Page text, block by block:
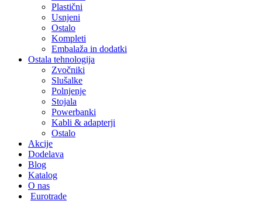
Plastični
Usnjeni
Ostalo
Kompleti
Embalaža in dodatki
Ostala tehnologija
Zvočniki
Slušalke
Polnjenje
Stojala
Powerbanki
Kabli & adapterji
Ostalo
Akcije
Dodelava
Blog
Katalog
O nas
Eurotrade